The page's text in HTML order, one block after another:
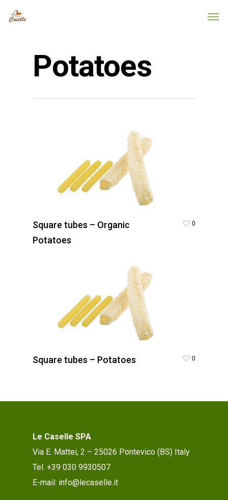
Potatoes
Square tubes – Organic
Potatoes
0
Square tubes – Potatoes 0
Le Caselle SPA
Via E. Mattei, 2 – 25026 Pontevico (BS) Italy
Tel. +39 030 9930507
E-mail: info@lecaselle.it